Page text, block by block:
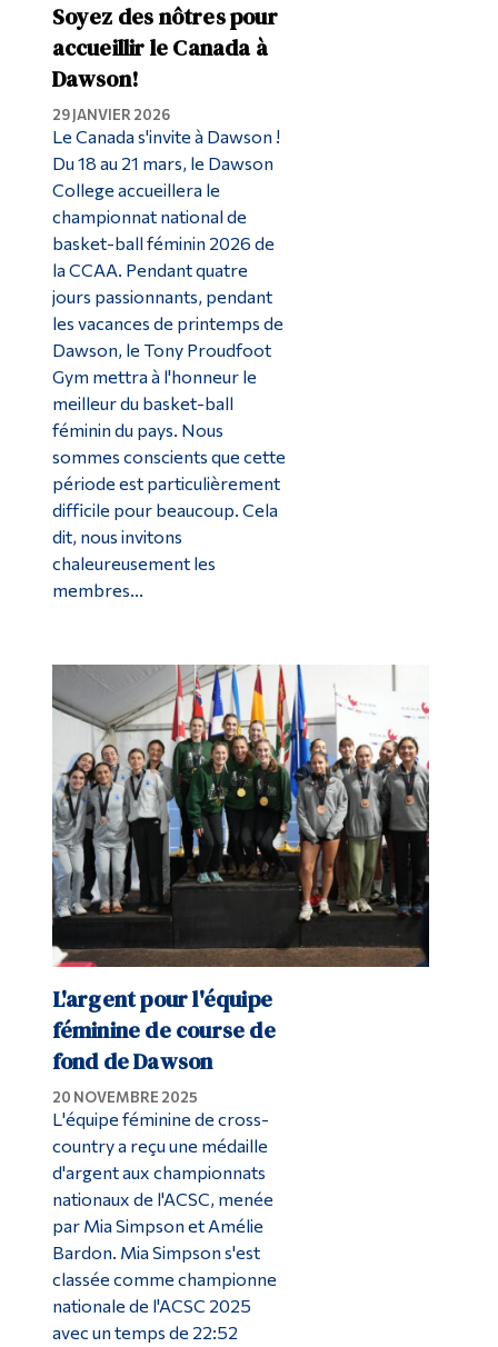
Soyez des nôtres pour
accueillir le Canada à
Dawson!
29 JANVIER 2026
Le Canada s'invite à Dawson !
Du 18 au 21 mars, le Dawson
College accueillera le
championnat national de
basket-ball féminin 2026 de
la CCAA. Pendant quatre
jours passionnants, pendant
les vacances de printemps de
Dawson, le Tony Proudfoot
Gym mettra à l'honneur le
meilleur du basket-ball
féminin du pays. Nous
sommes conscients que cette
période est particulièrement
difficile pour beaucoup. Cela
dit, nous invitons
chaleureusement les
membres...
L'argent pour l'équipe
féminine de course de
fond de Dawson
20 NOVEMBRE 2025
L'équipe féminine de cross-
country a reçu une médaille
d'argent aux championnats
nationaux de l'ACSC, menée
par Mia Simpson et Amélie
Bardon. Mia Simpson s'est
classée comme championne
nationale de l'ACSC 2025
avec un temps de 22:52